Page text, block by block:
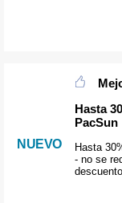
NUEVO
Hasta
PacSun
Hasta
- no se